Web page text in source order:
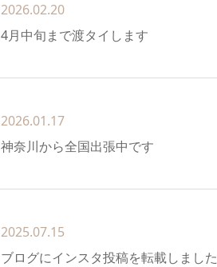
2026.02.20
4月中旬まで渡タイします
2026.01.17
神奈川から全国出張中です
2025.07.15
ブログにインスタ投稿を転載しました